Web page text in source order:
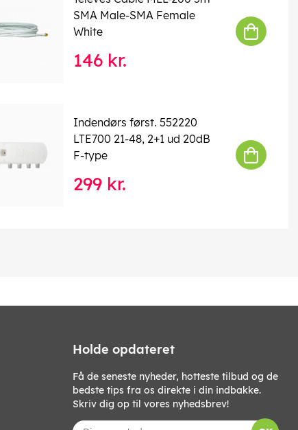
SMA Male-SMA Female
White
146 kr.
Indendørs først. 552220
LTE700 21-48, 2+1 ud 20dB
F-type
299 kr.
Holde opdateret
Få de seneste nyheder, hotteste tilbud og de
bedste tips fra os direkte i din indbakke.
Skriv dig op til vores nyhedsbrev!